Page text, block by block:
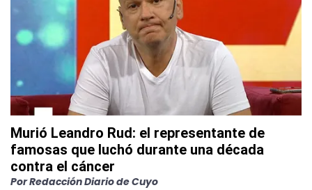
Murió Leandro Rud: el representante de
famosas que luchó durante una década
contra el cáncer
PorRedacción Diario de Cuyo